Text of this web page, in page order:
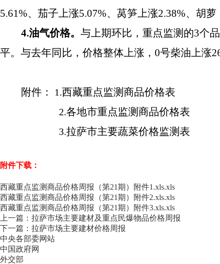
5.61%、茄子上涨5.07%、莴笋上涨2.38%、胡
4.油气价格。 与上期环比，重点监测的3个
平。与去年同比，价格整体上涨，0号柴油上涨
附件： 1.西藏重点监测商品价格表
2.各地市重点监测商品价格表
3.拉萨市主要蔬菜价格监测表
附件下载：
西藏重点监测商品价格周报（第21期）附件1.xls.xls
西藏重点监测商品价格周报（第21期）附件2.xls.xls
西藏重点监测商品价格周报（第21期）附件3.xls.xls
上一篇：拉萨市场主要建材及重点民爆物品价格周报
下一篇：拉萨市场主要建材价格周报
中央各部委网站
中国政府网
外交部